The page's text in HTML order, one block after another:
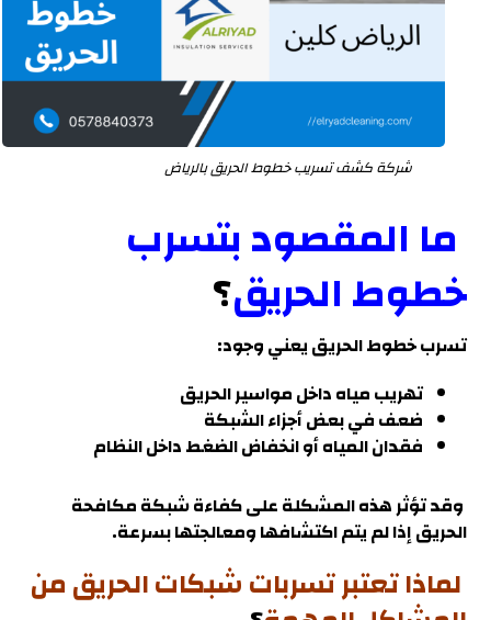
شركة كشف تسريب خطوط الحريق بالرياض
ما المقصود بتسرب
خطوط الحريق؟
تسرب خطوط الحريق يعني وجود:
تهريب مياه داخل مواسير الحريق
ضعف في بعض أجزاء الشبكة
فقدان المياه أو انخفاض الضغط داخل النظام
وقد تؤثر هذه المشكلة على كفاءة شبكة مكافحة
الحريق إذا لم يتم اكتشافها ومعالجتها بسرعة.
لماذا تعتبر تسربات شبكات الحريق من